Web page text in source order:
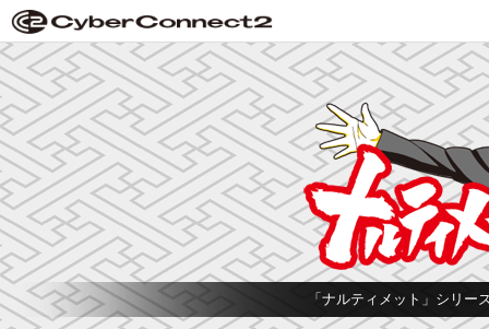
「ナルティメット」シリ